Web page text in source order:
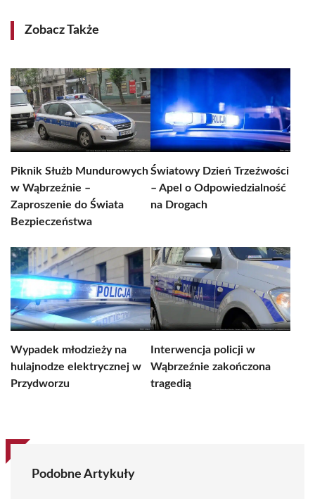
Zobacz Także
Piknik Służb Mundurowych
w Wąbrzeźnie –
Zaproszenie do Świata
Bezpieczeństwa
Światowy Dzień Trzeźwości
– Apel o Odpowiedzialność
na Drogach
Wypadek młodzieży na
hulajnodze elektrycznej w
Przydworzu
Interwencja policji w
Wąbrzeźnie zakończona
tragedią
Podobne Artykuły